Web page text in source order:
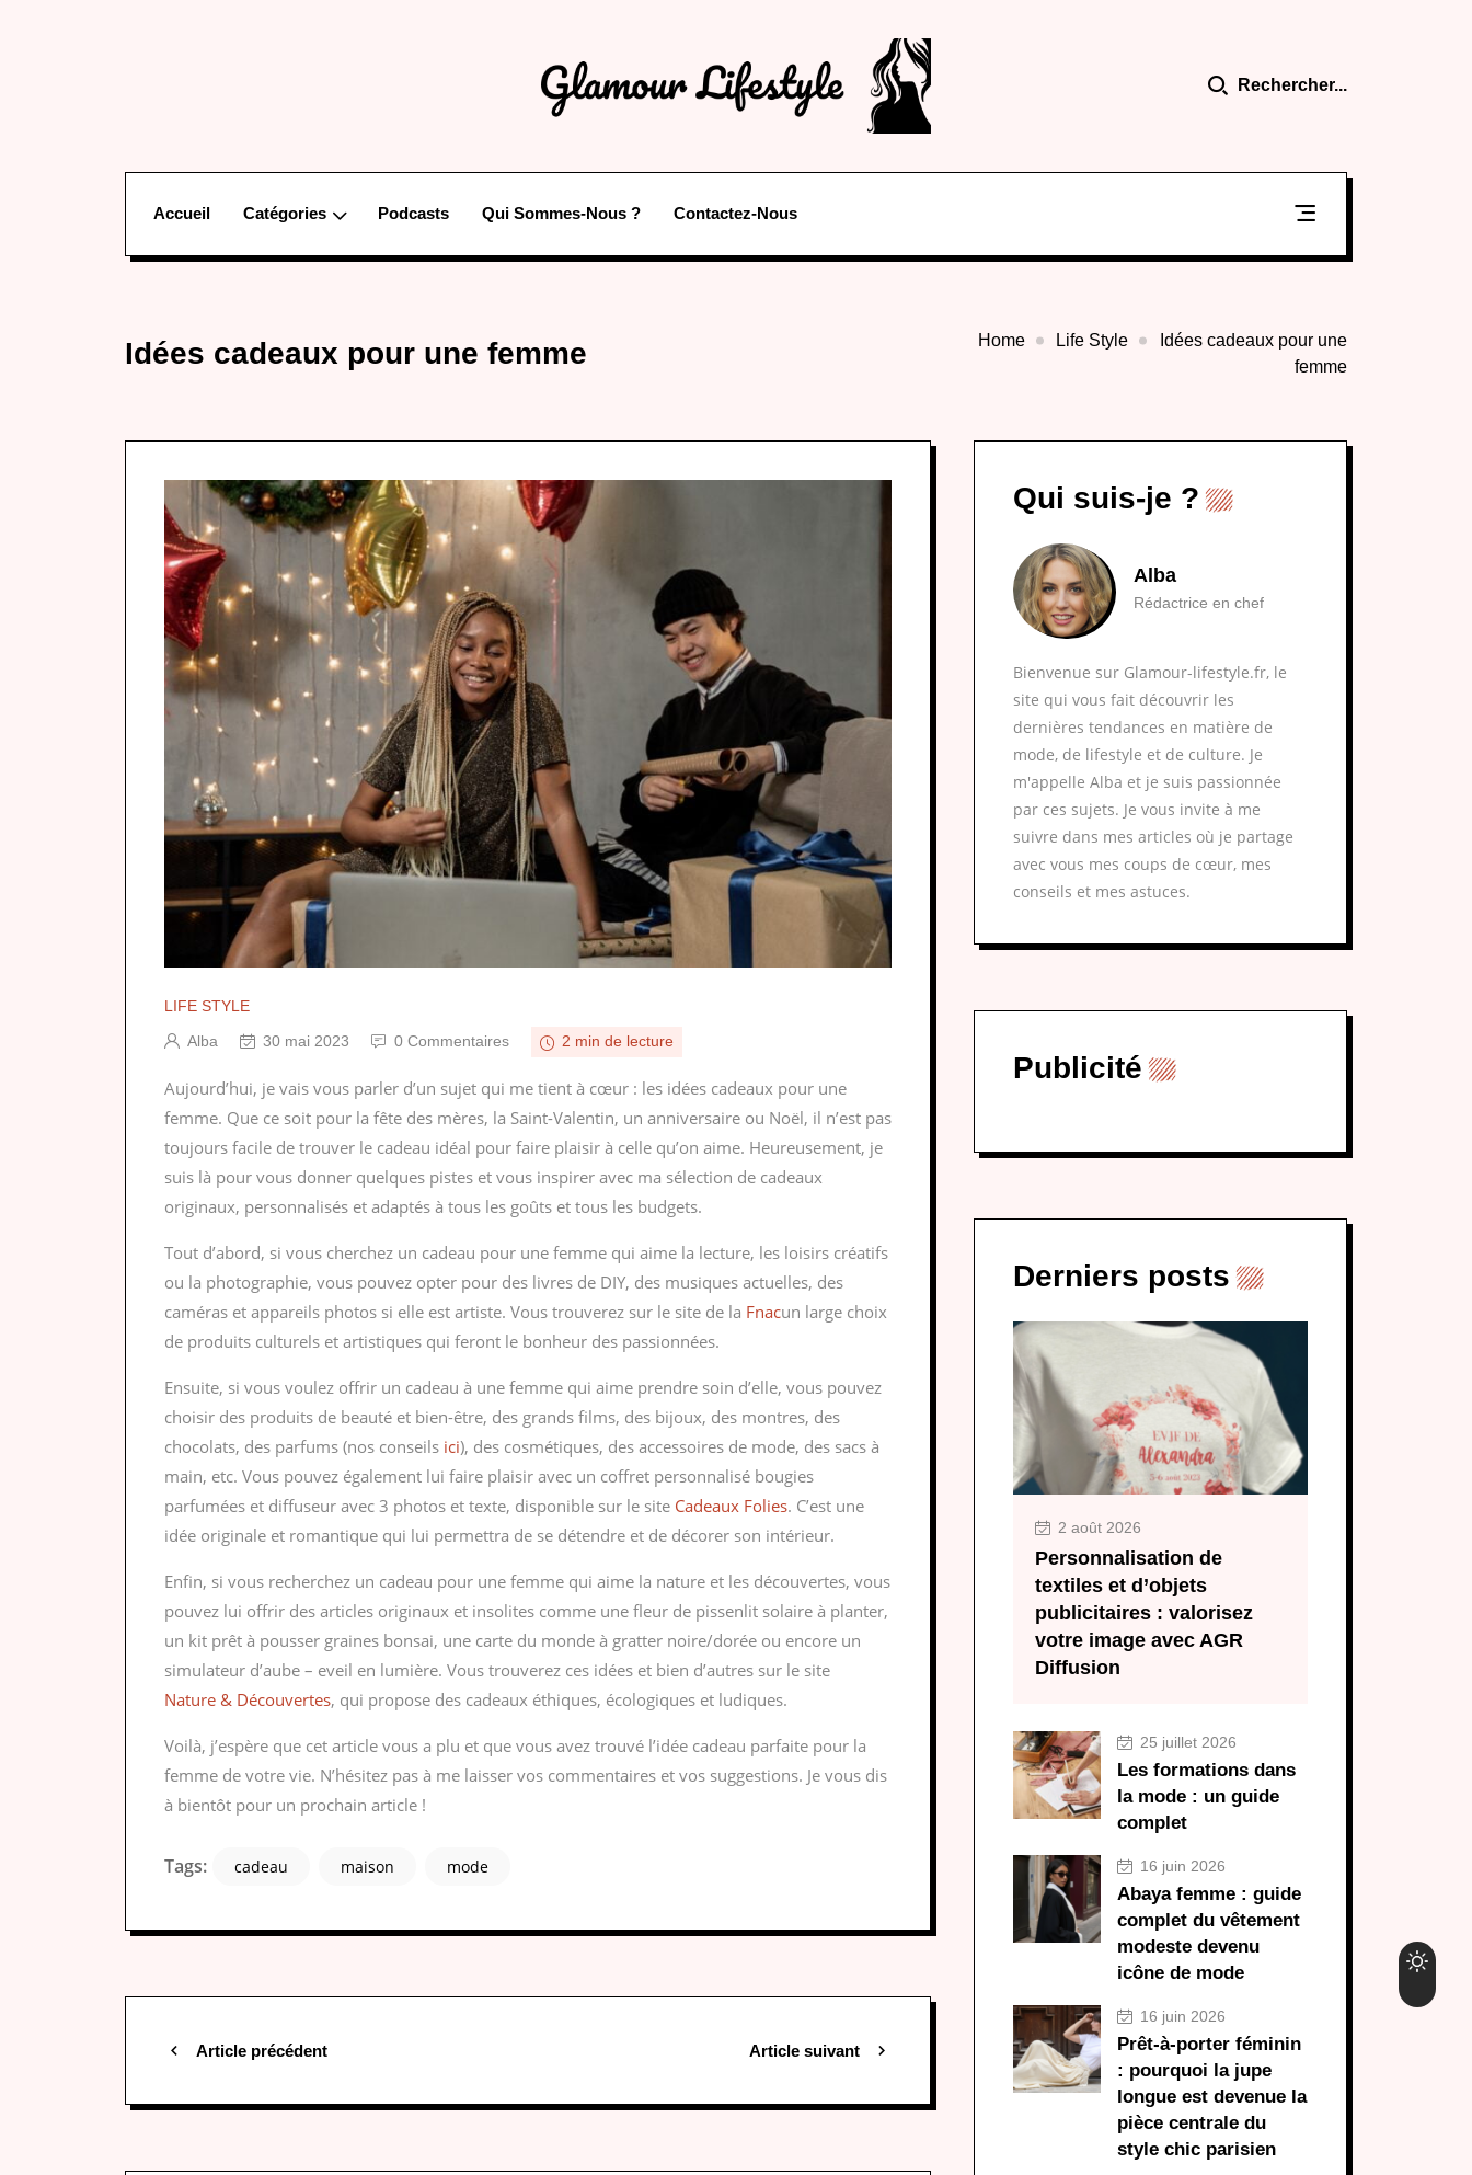
Rechercher...
Accueil Catégories Podcasts Qui Sommes-Nous ? Contactez-Nous
Idées cadeaux pour une femme Home Life Style
Idées cadeaux pour une
femme
LIFE STYLE
Alba
30 mai 2023 0 Commentaires 2 min de lecture
Aujourd’hui, je vais vous parler d’un sujet qui me tient à cœur : les idées cadeaux pour une
femme. Que ce soit pour la fête des mères, la Saint-Valentin, un anniversaire ou Noël, il n’est pas
toujours facile de trouver le cadeau idéal pour faire plaisir à celle qu’on aime. Heureusement, je
suis là pour vous donner quelques pistes et vous inspirer avec ma sélection de cadeaux
originaux, personnalisés et adaptés à tous les goûts et tous les budgets.
Tout d’abord, si vous cherchez un cadeau pour une femme qui aime la lecture, les loisirs créatifs
ou la photographie, vous pouvez opter pour des livres de DIY, des musiques actuelles, des
caméras et appareils photos si elle est artiste. Vous trouverez sur le site de la Fnacun large choix
de produits culturels et artistiques qui feront le bonheur des passionnées.
Ensuite, si vous voulez offrir un cadeau à une femme qui aime prendre soin d’elle, vous pouvez
choisir des produits de beauté et bien-être, des grands films, des bijoux, des montres, des
chocolats, des parfums (nos conseils ici), des cosmétiques, des accessoires de mode, des sacs à
main, etc. Vous pouvez également lui faire plaisir avec un coffret personnalisé bougies
parfumées et diffuseur avec 3 photos et texte, disponible sur le site Cadeaux Folies. C’est une
idée originale et romantique qui lui permettra de se détendre et de décorer son intérieur.
Enfin, si vous recherchez un cadeau pour une femme qui aime la nature et les découvertes, vous
pouvez lui offrir des articles originaux et insolites comme une fleur de pissenlit solaire à planter,
un kit prêt à pousser graines bonsai, une carte du monde à gratter noire/dorée ou encore un
simulateur d’aube – eveil en lumière. Vous trouverez ces idées et bien d’autres sur le site
Nature & Découvertes, qui propose des cadeaux éthiques, écologiques et ludiques.
Voilà, j’espère que cet article vous a plu et que vous avez trouvé l’idée cadeau parfaite pour la
femme de votre vie. N’hésitez pas à me laisser vos commentaires et vos suggestions. Je vous dis
à bientôt pour un prochain article !
Tags: cadeau maison mode
Article précédent Article suivant
Qui suis-je ?
Alba
Rédactrice en chef
Bienvenue sur Glamour-lifestyle.fr, le
site qui vous fait découvrir les
dernières tendances en matière de
mode, de lifestyle et de culture. Je
m'appelle Alba et je suis passionnée
par ces sujets. Je vous invite à me
suivre dans mes articles où je partage
avec vous mes coups de cœur, mes
conseils et mes astuces.
Publicité
Derniers posts
2 août 2026
Personnalisation de
textiles et d’objets
publicitaires : valorisez
votre image avec AGR
Diffusion
25 juillet 2026
Les formations dans
la mode : un guide
complet
16 juin 2026
Abaya femme : guide
complet du vêtement
modeste devenu
icône de mode
16 juin 2026
Prêt-à-porter féminin
: pourquoi la jupe
longue est devenue la
pièce centrale du
style chic parisien